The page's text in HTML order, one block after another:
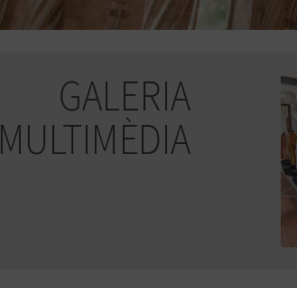
GALERIA
MULTIMÈDIA